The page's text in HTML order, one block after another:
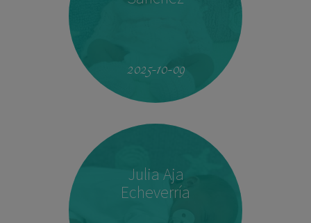
2025-10-09
Julia Aja
Echeverría